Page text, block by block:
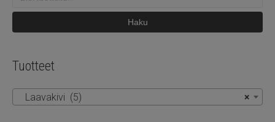
Haku
Tuotteet
×
Laavakivi (5)